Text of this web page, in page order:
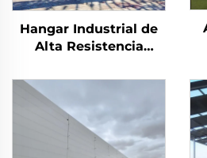
Hangar Industrial de
Alta Resistencia
Cobertizo Almacén
Edificios de Acero
Prefabricados